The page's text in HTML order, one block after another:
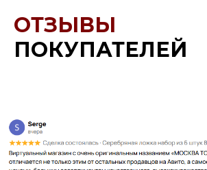
ОТЗЫВЫ
ПОКУПАТЕЛЕЙ